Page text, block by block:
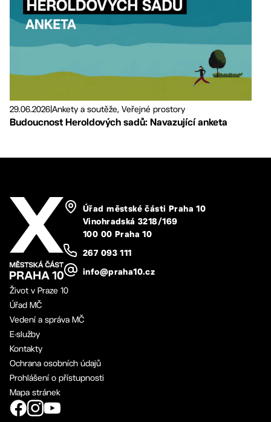
29.06.2026Ankety a soutěže, Veřejné prostory
Budoucnost Heroldových sadů: Navazující anketa
Úřad městské části Praha 10
Vinohradská 3218/169
100 00 Praha 10
267 093 111
info@praha10.cz
Život v Praze 10
Úřad MČ
Vedení a správa MČ
E-služby
Kontakty
Ochrana osobních údajů
Prohlášení o přístupnosti
Mapa stránek